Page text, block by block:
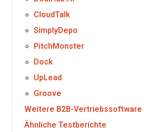
CloudTalk
SimplyDepo
PitchMonster
Dock
UpLead
Groove
Weitere B2B-Vertriebssoftware
Ähnliche Testberichte